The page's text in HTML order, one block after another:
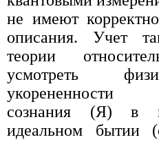
не имеют
описания. Учет
теории
усмотреть
укорененности
сознания (Я) в
идеальном бытии